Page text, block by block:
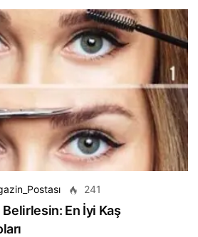
241
Belirlesin: En İyi Kaş